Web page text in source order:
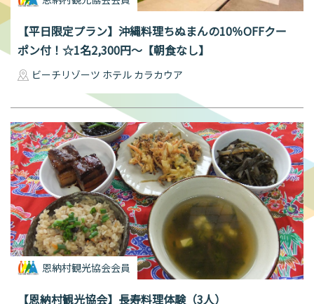
【平日限定プラン】沖縄料理ちぬまんの10％OFFクー
ポン付！☆1名2,300円～【朝食なし】
ビーチリゾーツ ホテル カラカウア
恩納村観光協会会員
【恩納村観光協会】長寿料理体験（3人）